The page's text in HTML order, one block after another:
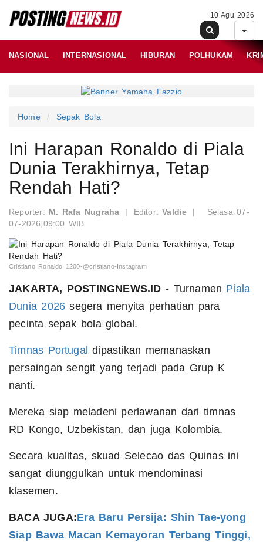
10 Agu 2026
NASIONAL INTERNASIONAL HIBURAN POLHUKAM
Home Sepak Bola
Ini Harapan Ronaldo di Piala
Dunia Terakhirnya, Tetap
Rendah Hati?
Reporter: M. Rafa Nugraha | Editor:Valdie |
Selasa 07-
07-2026,09:00 WIB
Cristiano Ronaldo 1200-@cristiano-Instagram
JAKARTA, POSTINGNEWS.ID - Turnamen Piala
Dunia 2026 segera menyita perhatian para
pecinta sepak bola global.
Timnas Portugal dipastikan memanaskan
persaingan sengit yang terjadi pada Grup K
nanti.
Mereka siap meladeni perlawanan dari timnas
RD Kongo, Uzbekistan, dan juga Kolombia.
Secara kualitas, skuad Selecao das Quinas ini
sangat diunggulkan untuk mendominasi
klasemen.
BACA JUGA:Era Baru Persija: Shin Tae-yong
Siap Bawa Macan Kemayoran Terbang Tinggi,